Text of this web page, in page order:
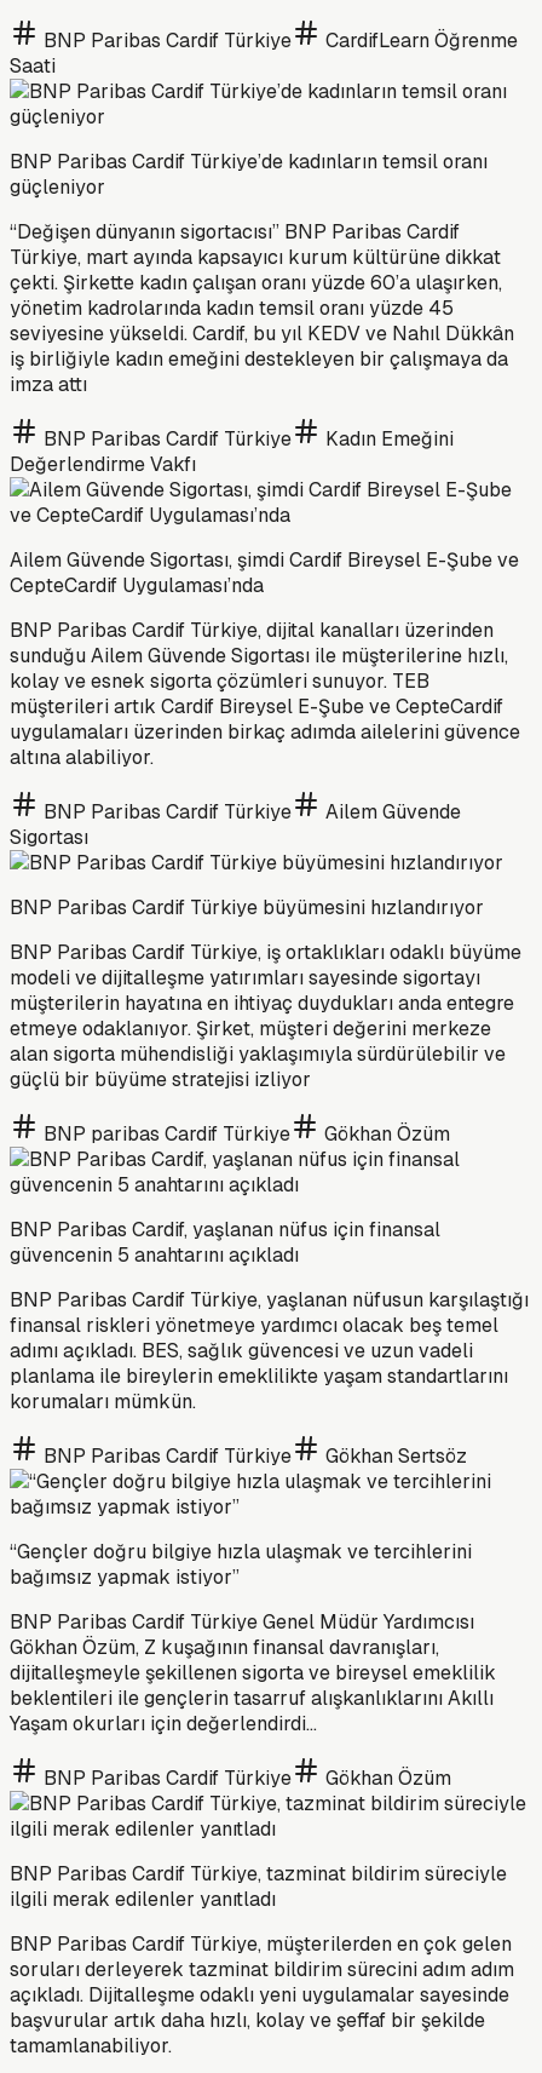
BNP Paribas Cardif Türkiye
CardifLearn Öğrenme
Saati
BNP Paribas Cardif Türkiye’de kadınların temsil oranı
güçleniyor
“Değişen dünyanın sigortacısı” BNP Paribas Cardif
Türkiye, mart ayında kapsayıcı kurum kültürüne dikkat
çekti. Şirkette kadın çalışan oranı yüzde 60’a ulaşırken,
yönetim kadrolarında kadın temsil oranı yüzde 45
seviyesine yükseldi. Cardif, bu yıl KEDV ve Nahıl Dükkân
iş birliğiyle kadın emeğini destekleyen bir çalışmaya da
imza attı
BNP Paribas Cardif Türkiye
Kadın Emeğini
Değerlendirme Vakfı
Ailem Güvende Sigortası, şimdi Cardif Bireysel E-Şube ve
CepteCardif Uygulaması’nda
BNP Paribas Cardif Türkiye, dijital kanalları üzerinden
sunduğu Ailem Güvende Sigortası ile müşterilerine hızlı,
kolay ve esnek sigorta çözümleri sunuyor. TEB
müşterileri artık Cardif Bireysel E-Şube ve CepteCardif
uygulamaları üzerinden birkaç adımda ailelerini güvence
altına alabiliyor.
BNP Paribas Cardif Türkiye
Ailem Güvende
Sigortası
BNP Paribas Cardif Türkiye büyümesini hızlandırıyor
BNP Paribas Cardif Türkiye, iş ortaklıkları odaklı büyüme
modeli ve dijitalleşme yatırımları sayesinde sigortayı
müşterilerin hayatına en ihtiyaç duydukları anda entegre
etmeye odaklanıyor. Şirket, müşteri değerini merkeze
alan sigorta mühendisliği yaklaşımıyla sürdürülebilir ve
güçlü bir büyüme stratejisi izliyor
BNP paribas Cardif Türkiye Gökhan Özüm
BNP Paribas Cardif, yaşlanan nüfus için finansal
güvencenin 5 anahtarını açıkladı
BNP Paribas Cardif Türkiye, yaşlanan nüfusun karşılaştığı
finansal riskleri yönetmeye yardımcı olacak beş temel
adımı açıkladı. BES, sağlık güvencesi ve uzun vadeli
planlama ile bireylerin emeklilikte yaşam standartlarını
korumaları mümkün.
BNP Paribas Cardif Türkiye Gökhan Sertsöz
“Gençler doğru bilgiye hızla ulaşmak ve tercihlerini
bağımsız yapmak istiyor”
BNP Paribas Cardif Türkiye Genel Müdür Yardımcısı
Gökhan Özüm, Z kuşağının finansal davranışları,
dijitalleşmeyle şekillenen sigorta ve bireysel emeklilik
beklentileri ile gençlerin tasarruf alışkanlıklarını Akıllı
Yaşam okurları için değerlendirdi...
BNP Paribas Cardif Türkiye Gökhan Özüm
BNP Paribas Cardif Türkiye, tazminat bildirim süreciyle
ilgili merak edilenler yanıtladı
BNP Paribas Cardif Türkiye, müşterilerden en çok gelen
soruları derleyerek tazminat bildirim sürecini adım adım
açıkladı. Dijitalleşme odaklı yeni uygulamalar sayesinde
başvurular artık daha hızlı, kolay ve şeffaf bir şekilde
tamamlanabiliyor.